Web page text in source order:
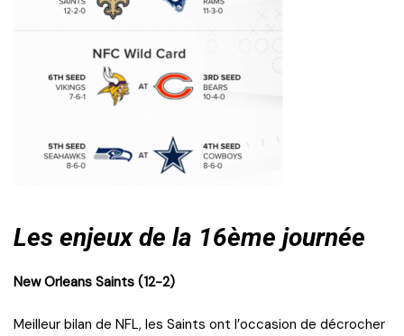
Les enjeux de la 16ème journée
New Orleans Saints (12-2)
Meilleur bilan de NFL, les Saints ont l’occasion de décrocher